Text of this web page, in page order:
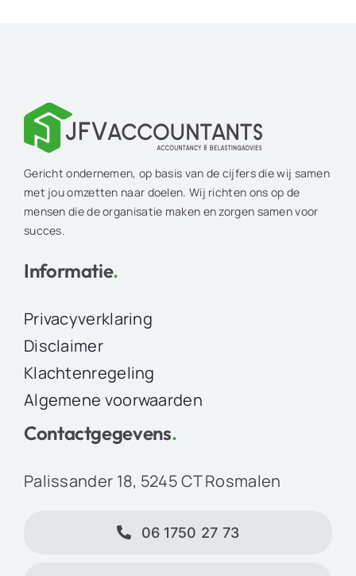
Gericht ondernemen, op basis van de cijfers die wij samen
met jou omzetten naar doelen. Wij richten ons op de
mensen die de organisatie maken en zorgen samen voor
succes.
Informatie.
Privacyverklaring
Disclaimer
Klachtenregeling
Algemene voorwaarden
Contactgegevens.
Palissander 18, 5245 CT Rosmalen
06 1750 27 73